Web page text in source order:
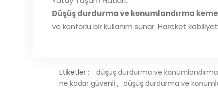
Düşüş durdurma ve konumlandırma
ve konforlu bir kullanım sunar. Hareket
Etiketler : düşüş durdurma ve
ne kadar güvenli , düşüş durdurma ve